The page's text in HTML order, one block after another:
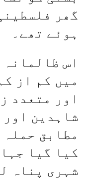
گھر
ہوئے تھے۔
اس
میں کم از
اور متعدد
شاہدین
مطابق
کیا گیا
شہری پناہ